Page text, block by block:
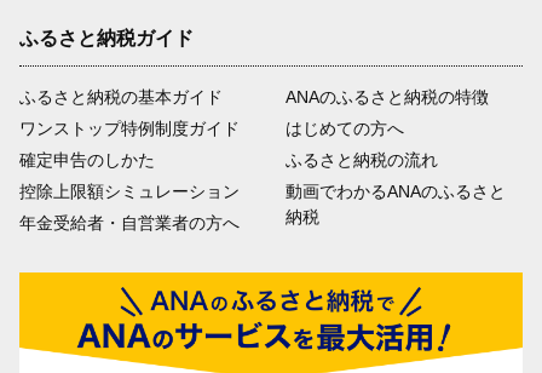
ふるさと納税ガイド
ふるさと納税の基本ガイド
ワンストップ特例制度ガイド
確定申告のしかた
控除上限額シミュレーション
年金受給者・自営業者の方へ
ANAのふるさと納税の特徴
はじめての方へ
ふるさと納税の流れ
動画でわかるANAのふるさと
納税